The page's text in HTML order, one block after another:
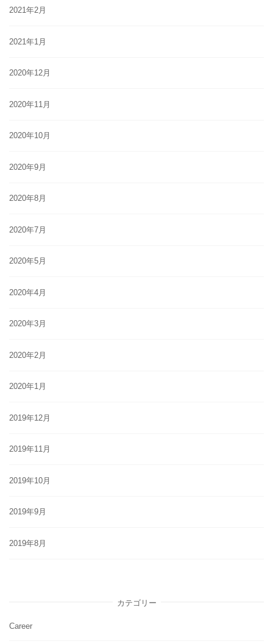
2021年2月
2021年1月
2020年12月
2020年11月
2020年10月
2020年9月
2020年8月
2020年7月
2020年5月
2020年4月
2020年3月
2020年2月
2020年1月
2019年12月
2019年11月
2019年10月
2019年9月
2019年8月
カテゴリー
Career